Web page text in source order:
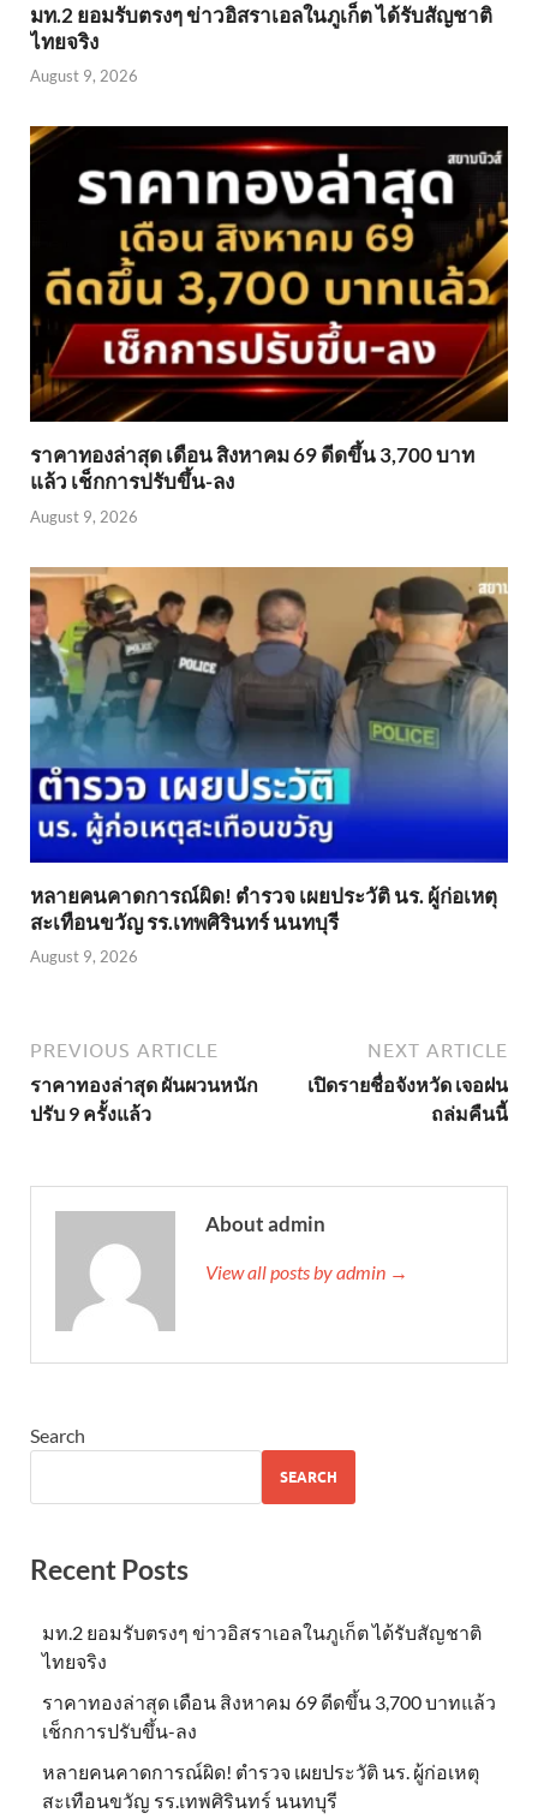
มท.2 ยอมรับตรงๆ ข่าวอิสราเอลในภูเก็ต ได้รับสัญชาติ
ไทยจริง
August 9, 2026
ราคาทองล่าสุด เดือน สิงหาคม 69 ดีดขึ้น 3,700 บาท
แล้ว เช็กการปรับขึ้น-ลง
August 9, 2026
หลายคนคาดการณ์ผิด! ตำรวจ เผยประวัติ นร. ผู้ก่อเหตุ
สะเทือนขวัญ รร.เทพศิรินทร์ นนทบุรี
August 9, 2026
PREVIOUS ARTICLE
ราคาทองล่าสุด ผันผวนหนัก
ปรับ 9 ครั้งแล้ว
NEXT ARTICLE
เปิดรายชื่อจังหวัด เจอฝน
ถล่มคืนนี้
About admin
View all posts by admin →
Search
SEARCH
Recent Posts
มท.2 ยอมรับตรงๆ ข่าวอิสราเอลในภูเก็ต ได้รับสัญชาติ
ไทยจริง
ราคาทองล่าสุด เดือน สิงหาคม 69 ดีดขึ้น 3,700 บาทแล้ว
เช็กการปรับขึ้น-ลง
หลายคนคาดการณ์ผิด! ตำรวจ เผยประวัติ นร. ผู้ก่อเหตุ
สะเทือนขวัญ รร.เทพศิรินทร์ นนทบุรี